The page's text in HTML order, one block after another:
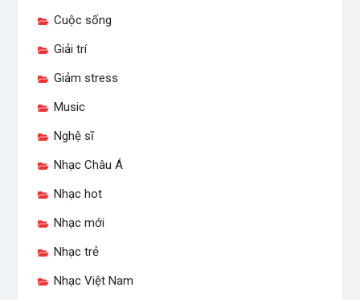
Cuộc sống
Giải trí
Giảm stress
Music
Nghệ sĩ
Nhạc Châu Á
Nhạc hot
Nhạc mới
Nhạc trẻ
Nhạc Việt Nam